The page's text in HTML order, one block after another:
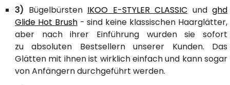
3) Bügelbürsten IKOO E-STYLER CLASSIC und ghd
Glide Hot Brush- sind keine klassischen Haarglätter,
aber nach ihrer Einführung wurden sie sofort
zu absoluten Bestsellern unserer Kunden. Das
Glätten mit ihnen ist wirklich einfach und kann sogar
von Anfängern durchgeführt werden.